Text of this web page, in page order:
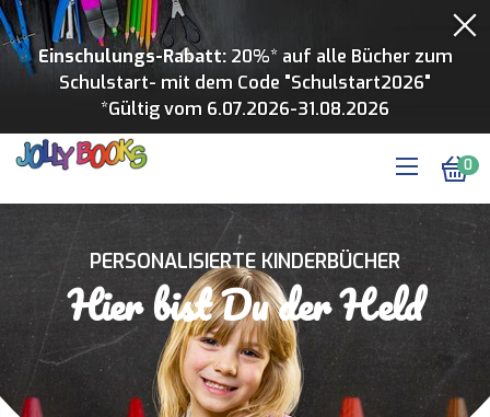
0
Einschulungs-Rabatt:20%* auf alle Bücher zum
Schulstart- mit dem Code "Schulstart2026"
*Gültig vom 6.07.2026-31.08.2026
PERSONALISIERTE KINDERBÜCHER
Hier bist Du der Held